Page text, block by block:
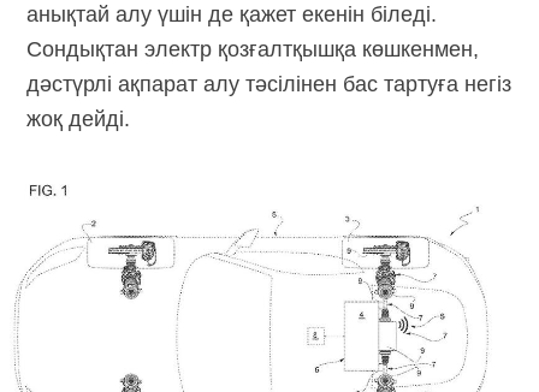
анықтай алу үшін де қажет екенін біледі.
Сондықтан электр қозғалтқышқа көшкенмен,
дәстүрлі ақпарат алу тәсілінен бас тартуға негіз
жоқ дейді.